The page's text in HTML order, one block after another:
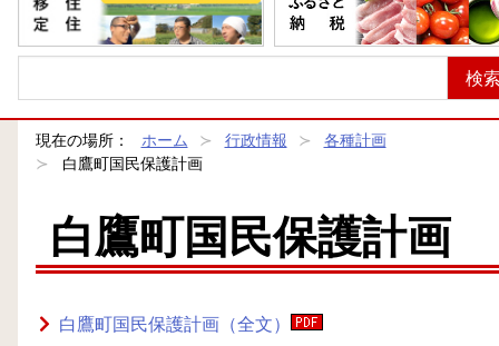
現在の場所： ホーム 行政情報
各種計画
白鷹町国民保護計画
白鷹町国民保護計画
白鷹町国民保護計画（全文）